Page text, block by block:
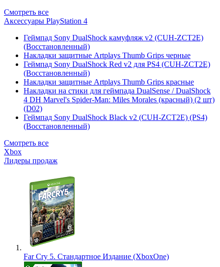
Смотреть все
Аксессуары PlayStation 4
Геймпад Sony DualShock камуфляж v2 (CUH-ZCT2E)
(Восстановленный)
Накладки защитные Artplays Thumb Grips черные
Геймпад Sony DualShock Red v2 для PS4 (CUH-ZCT2E)
(Восстановленный)
Накладки защитные Artplays Thumb Grips красные
Накладки на стики для геймпада DualSense / DualShock
4 DH Marvel's Spider-Man: Miles Morales (красный) (2 шт)
(D02)
Геймпад Sony DualShock Black v2 (CUH-ZCT2E) (PS4)
(Восстановленный)
Смотреть все
Xbox
Лидеры продаж
Far Cry 5. Стандартное Издание (XboxOne)